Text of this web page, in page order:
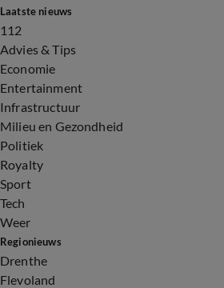
Laatste nieuws
112
Advies & Tips
Economie
Entertainment
Infrastructuur
Milieu en Gezondheid
Politiek
Royalty
Sport
Tech
Weer
Regionieuws
Drenthe
Flevoland